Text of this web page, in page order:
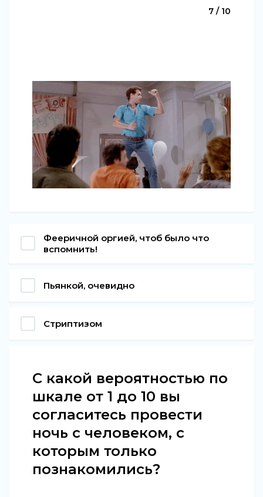
7 / 10
Фееричной оргией, чтоб было что
вспомнить!
Пьянкой, очевидно
Стриптизом
С какой вероятностью по
шкале от 1 до 10 вы
согласитесь провести
ночь с человеком, с
которым только
познакомились?